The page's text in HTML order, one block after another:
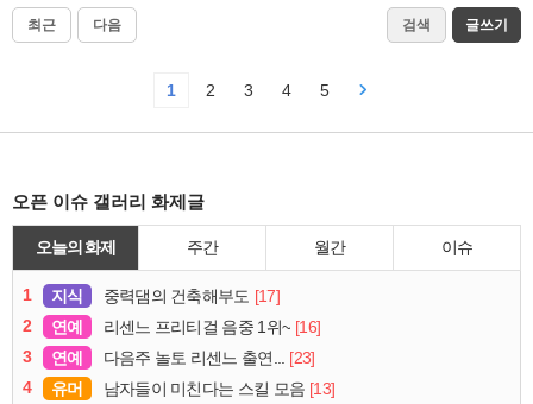
최근 다음 검색 글쓰기
1 2 3 4 5
오픈 이슈 갤러리 화제글
오늘의 화제 주간 월간 이슈
1 지식 중력댐의 건축해부도 [17]
2
연예 리센느 프리티걸 음중 1위~ [16]
3
연예 다음주 놀토 리센느 출연... [23]
4
유머 남자들이 미친다는 스킬 모음 [13]